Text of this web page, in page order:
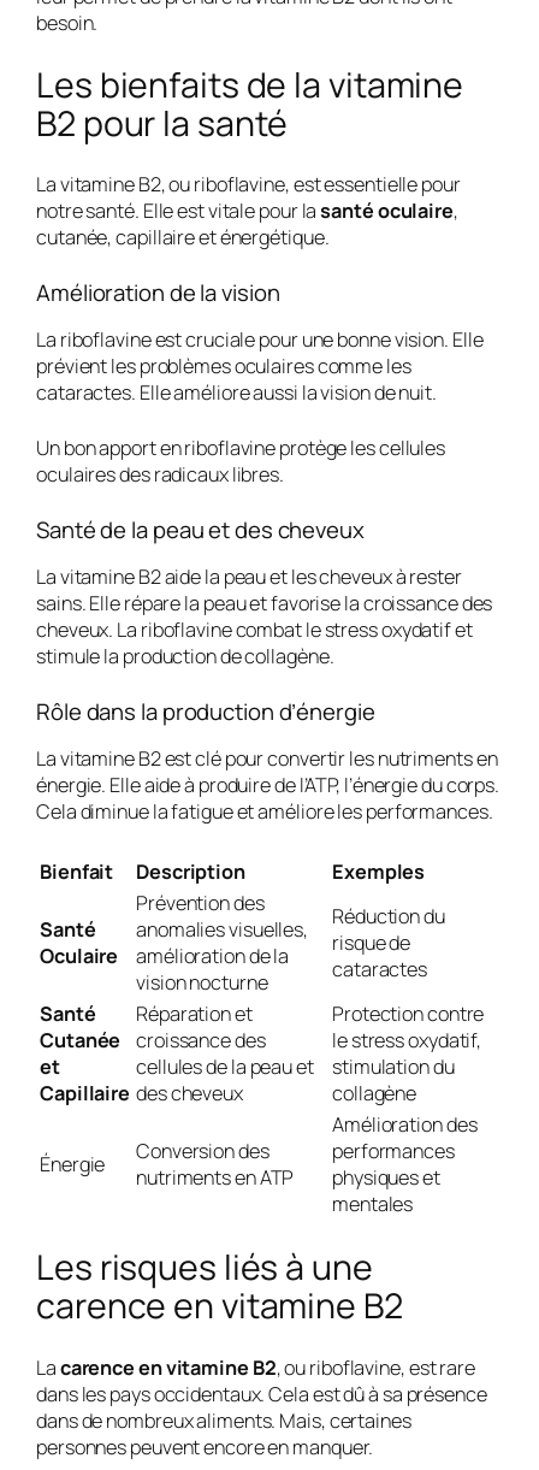
besoin.
Les bienfaits de la vitamine
B2 pour la santé
La vitamine B2, ou riboflavine, est essentielle pour
notre santé. Elle est vitale pour lasanté oculaire,
cutanée, capillaire et énergétique.
Amélioration de la vision
La riboflavine est cruciale pour une bonne vision. Elle
prévient les problèmes oculaires comme les
cataractes. Elle améliore aussi la vision de nuit.
Un bon apport en riboflavine protège les cellules
oculaires des radicaux libres.
Santé de la peau et des cheveux
La vitamine B2 aide la peau et les cheveux à rester
sains. Elle répare la peau et favorise la croissance des
cheveux. La riboflavine combat le stress oxydatif et
stimule la production de collagène.
Rôle dans la production d’énergie
La vitamine B2 est clé pour convertir les nutriments en
énergie. Elle aide à produire de l’ATP, l’énergie du corps.
Cela diminue la fatigue et améliore les performances.
Bienfait Description Exemples
Santé
Oculaire
Prévention des
anomalies visuelles,
amélioration de la
vision nocturne
Réduction du
risque de
cataractes
Santé
Cutanée
et
Capillaire
Réparation et
croissance des
cellules de la peau et
des cheveux
Protection contre
le stress oxydatif,
stimulation du
collagène
Énergie
Conversion des
nutriments en ATP
Amélioration des
performances
physiques et
mentales
Les risques liés à une
carence en vitamine B2
Lacarence en vitamine B2, ou riboflavine, est rare
dans les pays occidentaux. Cela est dû à sa présence
dans de nombreux aliments. Mais, certaines
personnes peuvent encore en manquer.